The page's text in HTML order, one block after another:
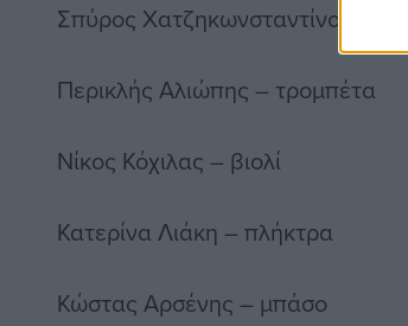
Σπύρος Χατζηκωνσταντίνου –
Περικλής Αλιώπης – τρομπέτα
Νίκος Κόχιλας – βιολί
Κατερίνα Λιάκη – πλήκτρα
Κώστας Αρσένης – μπάσο